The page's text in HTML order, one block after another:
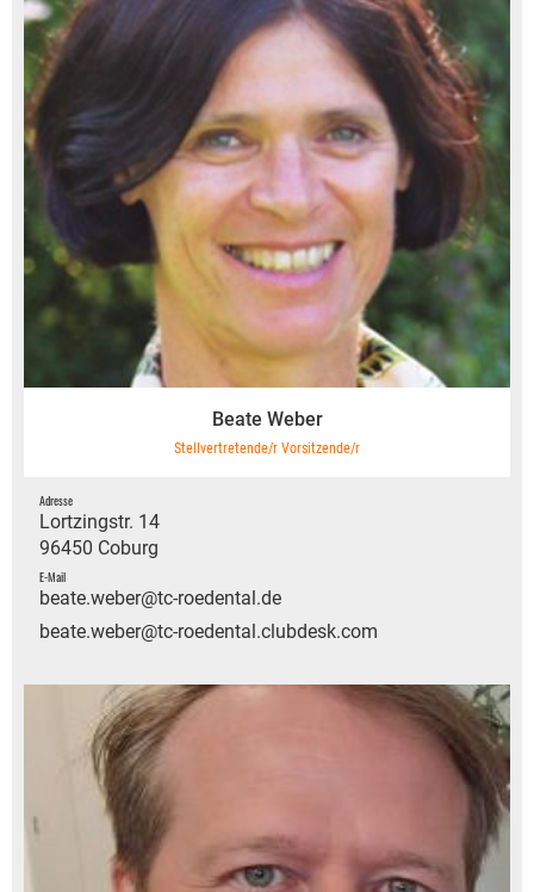
Beate Weber
Stellvertretende/r Vorsitzende/r
Adresse
Lortzingstr. 14
96450 Coburg
E-Mail
beate.weber@tc-roedental.de
beate.weber@tc-roedental.clubdesk.com